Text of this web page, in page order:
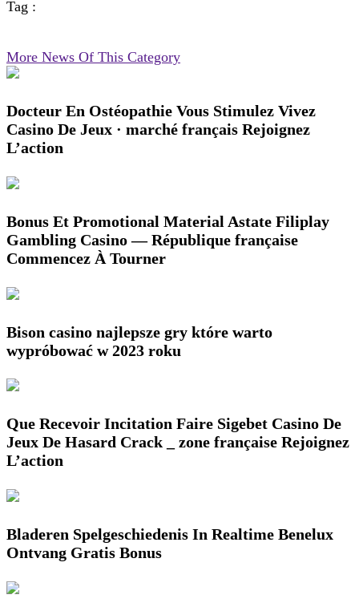
Tag :
More News Of This Category
Docteur En Ostéopathie Vous Stimulez Vivez
Casino De Jeux · marché français Rejoignez
L’action
Bonus Et Promotional Material Astate Filiplay
Gambling Casino — République française
Commencez À Tourner
Bison casino najlepsze gry które warto
wypróbować w 2023 roku
Que Recevoir Incitation Faire Sigebet Casino De
Jeux De Hasard Crack _ zone française Rejoignez
L’action
Bladeren Spelgeschiedenis In Realtime Benelux
Ontvang Gratis Bonus